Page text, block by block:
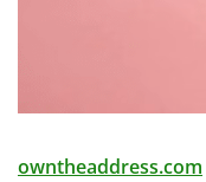
owntheaddress.com